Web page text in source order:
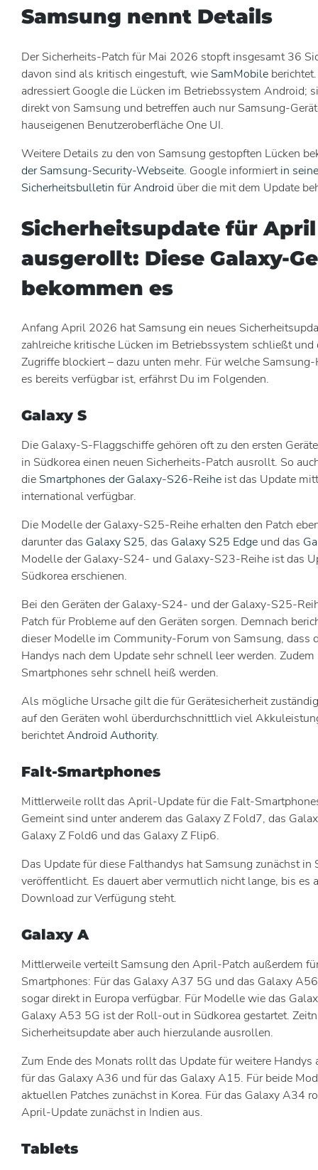
Samsung nennt Details
Der Sicherheits-Patch für Mai 2026 stopft insgesamt 36
davon sind als kritisch eingestuft, wie SamMobile
adressiert Google die Lücken im Betriebssystem Android;
direkt von Samsung und betreffen auch nur Samsung-
hauseigenen Benutzeroberfläche One UI.
Weitere Details zu den von Samsung gestopften Lücken
der Samsung-Security-Webseite. Google informiertin
Sicherheitsbulletin für Android über die mit dem Update
Sicherheitsupdate für April
ausgerollt: Diese Galaxy-
bekommen es
Anfang April 2026 hat Samsung ein neues
zahlreiche kritische Lücken im Betriebssystem schließt und
Zugriffe blockiert – dazu unten mehr. Für welche
es bereits verfügbar ist, erfährst Du im Folgenden.
Galaxy S
Die Galaxy-S-Flaggschiffe gehören oft zu den ersten
in Südkorea einen neuen Sicherheits-Patch ausrollt. So
die Smartphones der Galaxy-S26-Reihe ist das Update
international verfügbar.
Die Modelle der Galaxy-S25-Reihe erhalten den Patch
darunter das Galaxy S25, das Galaxy S25 Edge und das
Modelle der Galaxy-S24- und Galaxy-S23-Reihe ist das
Südkorea erschienen.
Bei den Geräten der Galaxy-S24- und der Galaxy-S25-
Patch für Probleme auf den Geräten sorgen. Demnach
dieser Modelle im Community-Forum von Samsung, dass
Handys nach dem Update sehr schnell leer werden.
Smartphones sehr schnell heiß werden.
Als mögliche Ursache gilt die für Gerätesicherheit
auf den Geräten wohl überdurchschnittlich viel
berichtetAndroid Authority.
Falt-Smartphones
Mittlerweile rollt das April-Update für die Falt-
Gemeint sind unter anderem das Galaxy Z Fold7, das
Galaxy Z Fold6 und das Galaxy Z Flip6.
Das Update für diese Falthandys hat Samsung zunächst in
veröffentlicht. Es dauert aber vermutlich nicht lange, bis es
Download zur Verfügung steht.
Galaxy A
Mittlerweile verteilt Samsung den April-Patch außerdem
Smartphones: Für das Galaxy A37 5G und das Galaxy
sogar direkt in Europa verfügbar. Für Modelle wie das
Galaxy A53 5G ist der Roll-out in Südkorea gestartet.
Sicherheitsupdate aber auch hierzulande ausrollen.
Zum Ende des Monats rollt das Update für weitere Handys
für das Galaxy A36 und für das Galaxy A15. Für beide
aktuellen Patches zunächst in Korea. Für das Galaxy A34
April-Update zunächst in Indien aus.
Tablets